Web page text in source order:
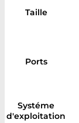
Taille
Ports
Systéme
d'exploitation